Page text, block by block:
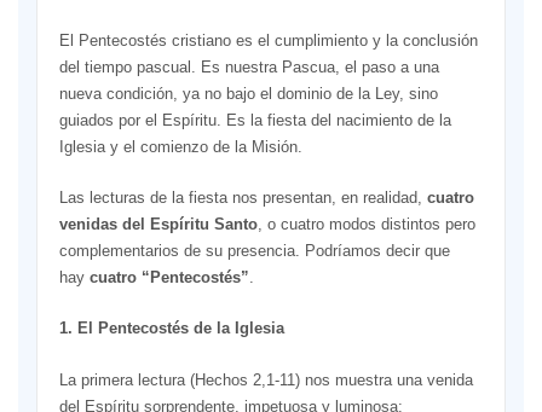
El Pentecostés cristiano es el cumplimiento y la conclusión
del tiempo pascual. Es nuestra Pascua, el paso a una
nueva condición, ya no bajo el dominio de la Ley, sino
guiados por el Espíritu. Es la fiesta del nacimiento de la
Iglesia y el comienzo de la Misión.
Las lecturas de la fiesta nos presentan, en realidad, cuatro
venidas del Espíritu Santo, o cuatro modos distintos pero
complementarios de su presencia. Podríamos decir que
hay cuatro “Pentecostés”
1. El Pentecostés de la Iglesia
La primera lectura (Hechos 2,1-11) nos muestra una venida
del Espíritu sorprendente, impetuosa y luminosa: